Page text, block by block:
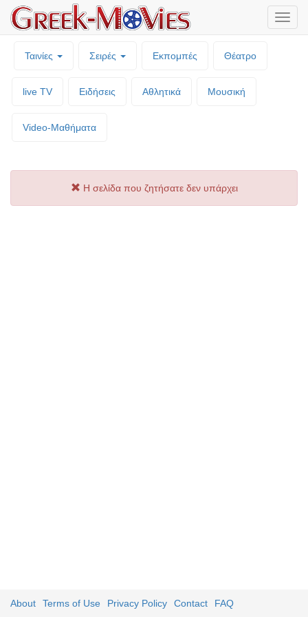
Ταινίες Σειρές Εκπομπές Θέατρο
live TV Ειδήσεις Αθλητικά Μουσική
Video-Mαθήματα
Η σελίδα που ζητήσατε δεν υπάρχει
About Terms of Use Privacy Policy Contact FAQ